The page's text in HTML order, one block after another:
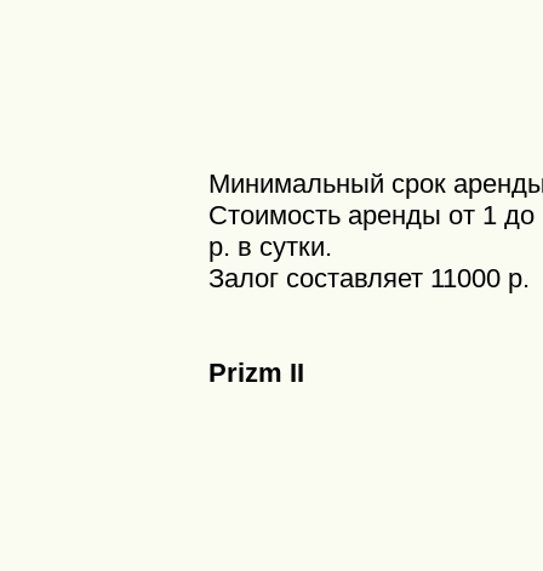
Минимальный срок аренды
Стоимость аренды от 1 до
р. в сутки.
Залог составляет 11000 р.
Prizm II